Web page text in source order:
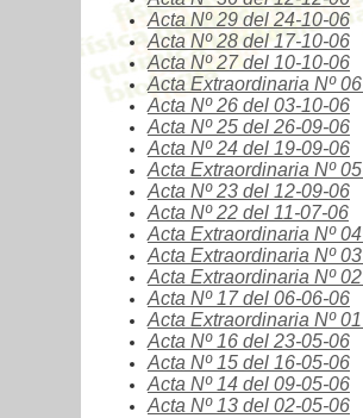
Acta Nº29 del 24-10-06
Acta Nº28del 17-10-06
Acta Nº27del 10-10-06
Acta Extraordinaria Nº06
Acta Nº26 del 03-10-06
Acta Nº25 del 26-09-06
Acta Nº24 del 19-09-06
Acta Extraordinaria Nº05
Acta Nº23 del 12-09-06
Acta Nº22 del 11-07-06
Acta Extraordinaria Nº04
Acta Extraordinaria Nº03
Acta Extraordinaria Nº02
Acta Nº17del 06-06-06
Acta Extraordinaria Nº01
Acta Nº16 del 23-05-06
Acta Nº 15 del 16-05-06
Acta Nº 14 del 09-05-06
Acta Nº 13 del 02-05-06